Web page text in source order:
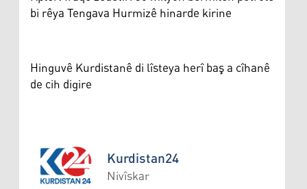
bi rêya Tengava Hurmizê hinarde kirine
Hinguvê Kurdistanê di lîsteya herî baş a cîhanê
de cih digire
Kurdistan24
Nivîskar